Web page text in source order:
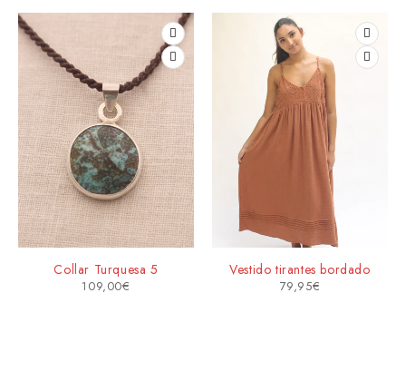
Collar Turquesa 5
109,00€
Vestido tirantes bordado
79,95€